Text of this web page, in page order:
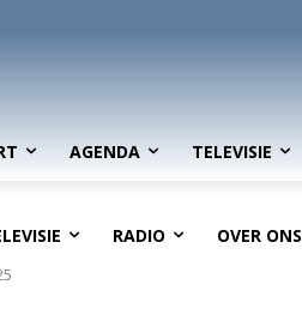
AGENDA TELEVISIE
RADIO OVER ONS